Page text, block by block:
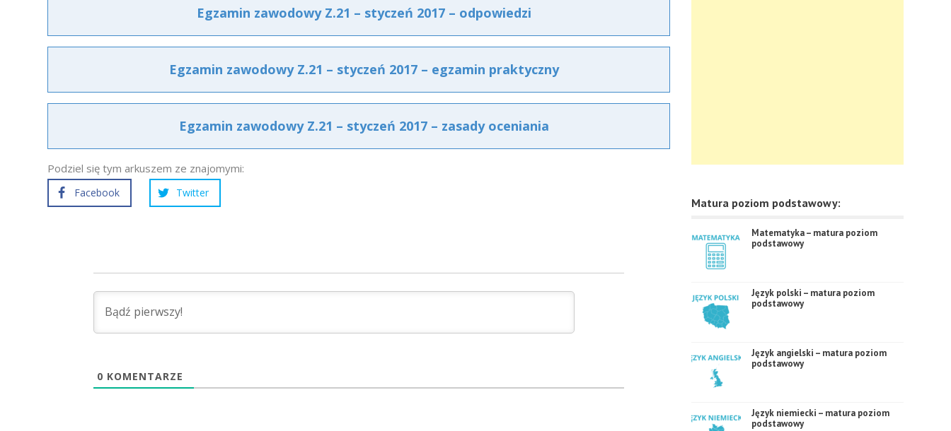
Egzamin zawodowy Z.21 – styczeń 2017 – odpowiedzi
Egzamin zawodowy Z.21 – styczeń 2017 – egzamin praktyczny
Egzamin zawodowy Z.21 – styczeń 2017 – zasady oceniania
Podziel się tym arkuszem ze znajomymi:
Facebook Twitter
0 KOMENTARZE
Matura poziom podstawowy:
Matematyka – matura poziom
podstawowy
Język polski – matura poziom
podstawowy
Język angielski – matura poziom
podstawowy
Język niemiecki – matura poziom
podstawowy